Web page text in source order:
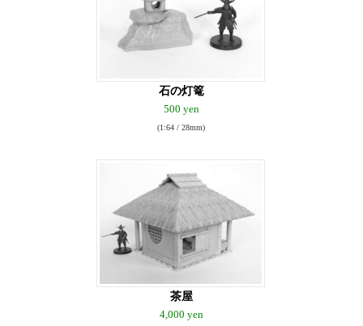
石の灯篭
500 yen
(1:64 / 28mm)
茶屋
4,000 yen